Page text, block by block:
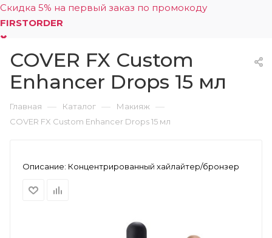
Скидка 5% на первый заказ по промокоду
FIRSTORDER
0
COVER FX Custom
Enhancer Drops 15 мл
Главная — Каталог — Макияж —
COVER FX Custom Enhancer Drops 15 мл
Описание: Концентрированный хайлайтер/бронзер